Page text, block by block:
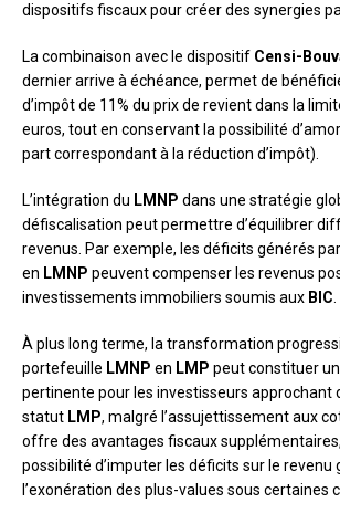
dispositifs fiscaux pour créer des synergies
La combinaison avec le dispositif Censi-
dernier arrive à échéance, permet de
d’impôt de 11% du prix de revient dans la
euros, tout en conservant la possibilité
part correspondant à la réduction d’impôt).
L’intégration du LMNP dans une stratégie
défiscalisation peut permettre d’équilibrer
revenus. Par exemple, les déficits générés
en LMNP peuvent compenser les revenus
investissements immobiliers soumis aux BIC
À plus long terme, la transformation
portefeuille LMNP en LMP peut constituer
pertinente pour les investisseurs approchant
statut LMP, malgré l’assujettissement aux
offre des avantages fiscaux
possibilité d’imputer les déficits sur le revenu
l’exonération des plus-values sous certaines